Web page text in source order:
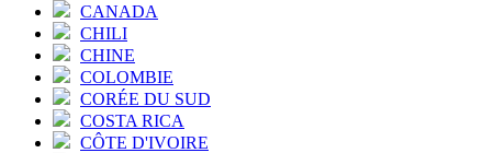
CANADA
CHILI
CHINE
COLOMBIE
CORÉE DU SUD
COSTA RICA
CÔTE D'IVOIRE